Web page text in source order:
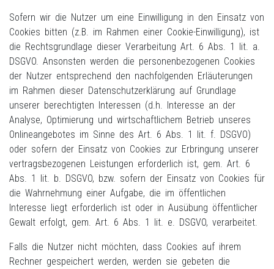
Sofern wir die Nutzer um eine Einwilligung in den Einsatz von
Cookies bitten (z.B. im Rahmen einer Cookie-Einwilligung), ist
die Rechtsgrundlage dieser Verarbeitung Art. 6 Abs. 1 lit. a.
DSGVO. Ansonsten werden die personenbezogenen Cookies
der Nutzer entsprechend den nachfolgenden Erläuterungen
im Rahmen dieser Datenschutzerklärung auf Grundlage
unserer berechtigten Interessen (d.h. Interesse an der
Analyse, Optimierung und wirtschaftlichem Betrieb unseres
Onlineangebotes im Sinne des Art. 6 Abs. 1 lit. f. DSGVO)
oder sofern der Einsatz von Cookies zur Erbringung unserer
vertragsbezogenen Leistungen erforderlich ist, gem. Art. 6
Abs. 1 lit. b. DSGVO, bzw. sofern der Einsatz von Cookies für
die Wahrnehmung einer Aufgabe, die im öffentlichen
Interesse liegt erforderlich ist oder in Ausübung öffentlicher
Gewalt erfolgt, gem. Art. 6 Abs. 1 lit. e. DSGVO, verarbeitet.
Falls die Nutzer nicht möchten, dass Cookies auf ihrem
Rechner gespeichert werden, werden sie gebeten die